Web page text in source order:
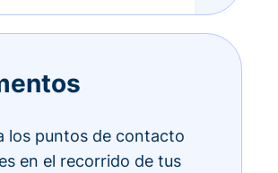
los puntos de contacto
en el recorrido de tus